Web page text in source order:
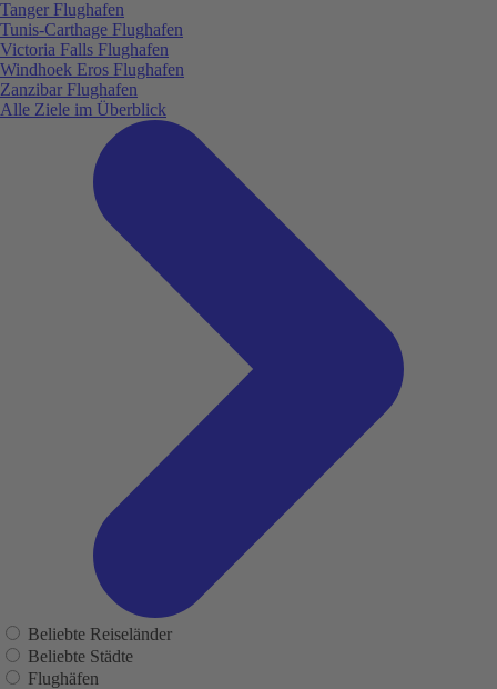
Tanger Flughafen
Tunis-Carthage Flughafen
Victoria Falls Flughafen
Windhoek Eros Flughafen
Zanzibar Flughafen
Alle Ziele im Überblick
Beliebte Reiseländer
Beliebte Städte
Flughäfen